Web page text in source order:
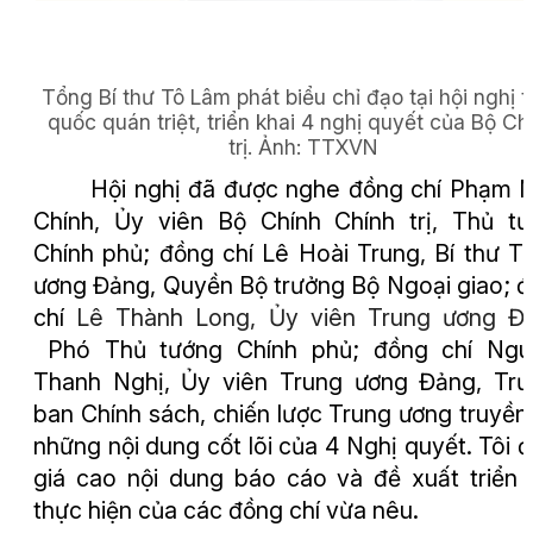
Tổng Bí thư Tô Lâm phát biểu chỉ đạo tại hội nghị
quốc quán triệt, triển khai 4 nghị quyết của Bộ
trị. Ảnh: TTXVN
Hội nghị đã được nghe đồng chí Phạm
Chính, Ủy viên Bộ Chính Chính trị, Thủ
Chính phủ; đồng chí Lê Hoài Trung, Bí thư
ương Đảng, Quyền Bộ trưởng Bộ Ngoại giao;
chíLê Thành Long, Ủy viên Trung ương
Phó Thủ tướng Chính phủ; đồng chí
Thanh Nghị, Ủy viên Trung ương Đảng,
ban Chính sách, chiến lược Trung ương
những nội dung cốt lõi của 4 Nghị quyết. Tôi
giá cao nội dung báo cáo và đề xuất triển
thực hiện của các đồng chí vừa nêu.